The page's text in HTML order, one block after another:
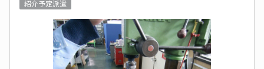
紹介予定派遣